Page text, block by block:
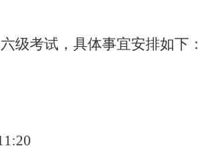
级考试，具体事宜安排如下：